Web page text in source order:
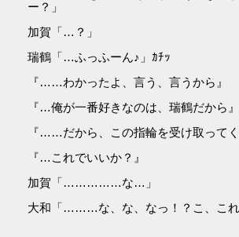
ー？」
加賀「…？」
瑞鶴「…ふっふーん♪」ｶﾁｯ
『……わかったよ、言う、言うから』
『…俺が一番好きなのは、瑞鶴だから』
『……だから、この指輪を受け取ってく
『…これでいいか？』
加賀「……………な…」
大和「………な、な、なっ！？こ、こ